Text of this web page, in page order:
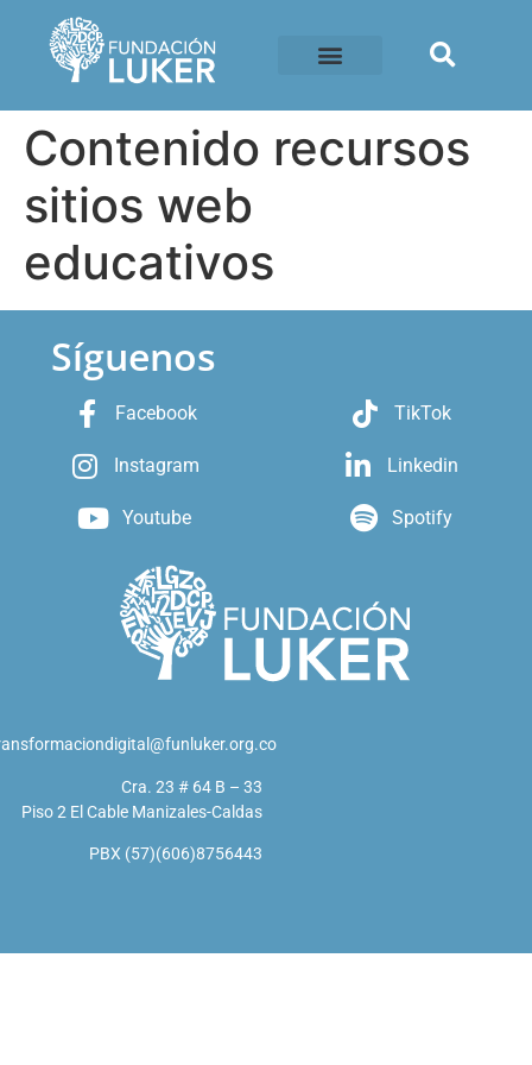
Contenido recursos
sitios web
educativos
Síguenos
Facebook
Instagram
Youtube
TikTok
Linkedin
Spotify
Cra. 23 # 64 B – 33
Piso 2 El Cable Manizales-Caldas
PBX (57)(606)8756443